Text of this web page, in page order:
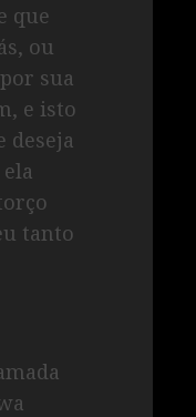
que
ou
sua
e isto
deseja
tanto